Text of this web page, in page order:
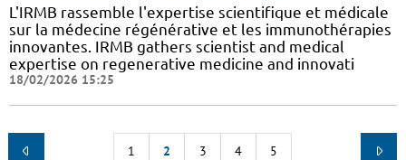
L'IRMB rassemble l'expertise scientifique et médicale
sur la médecine régénérative et les immunothérapies
innovantes. IRMB gathers scientist and medical
expertise on regenerative medicine and innovati
18/02/2026 15:25
1 2 3 4 5